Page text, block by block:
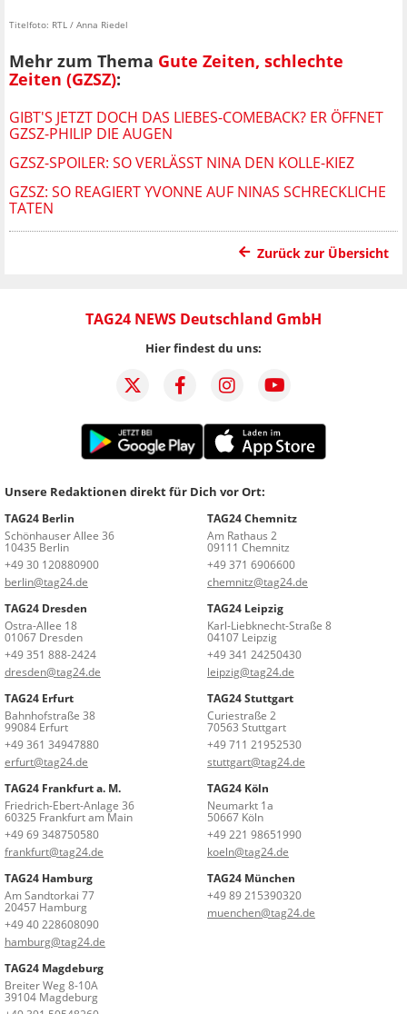
Titelfoto: RTL / Anna Riedel
Mehr zum Thema Gute Zeiten, schlechte
Zeiten (GZSZ):
GIBT'S JETZT DOCH DAS LIEBES-COMEBACK? ER ÖFFNET
GZSZ-PHILIP DIE AUGEN
GZSZ-SPOILER: SO VERLÄSST NINA DEN KOLLE-KIEZ
GZSZ: SO REAGIERT YVONNE AUF NINAS SCHRECKLICHE
TATEN
Zurück zur Übersicht
TAG24 NEWS Deutschland GmbH
Hier findest du uns:
Unsere Redaktionen direkt für Dich vor Ort:
TAG24 Berlin
Schönhauser Allee 36
10435 Berlin
+49 30 120880900
berlin@tag24.de
TAG24 Chemnitz
Am Rathaus 2
09111 Chemnitz
+49 371 6906600
chemnitz@tag24.de
TAG24 Dresden
Ostra-Allee 18
01067 Dresden
+49 351 888-2424
dresden@tag24.de
TAG24 Leipzig
Karl-Liebknecht-Straße 8
04107 Leipzig
+49 341 24250430
leipzig@tag24.de
TAG24 Erfurt
Bahnhofstraße 38
99084 Erfurt
+49 361 34947880
erfurt@tag24.de
TAG24 Stuttgart
Curiestraße 2
70563 Stuttgart
+49 711 21952530
stuttgart@tag24.de
TAG24 Frankfurt a. M.
Friedrich-Ebert-Anlage 36
60325 Frankfurt am Main
+49 69 348750580
frankfurt@tag24.de
TAG24 Köln
Neumarkt 1a
50667 Köln
+49 221 98651990
koeln@tag24.de
TAG24 Hamburg
Am Sandtorkai 77
20457 Hamburg
+49 40 228608090
hamburg@tag24.de
TAG24 München
+49 89 215390320
muenchen@tag24.de
TAG24 Magdeburg
Breiter Weg 8-10A
39104 Magdeburg